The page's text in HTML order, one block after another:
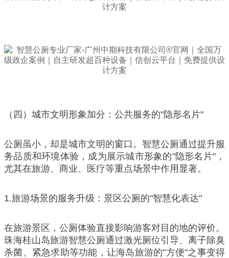
（四）城市文明形象加分：公共服务的"隐形名片"
公厕虽小，却是城市文明的窗口。智慧公厕通过提升服
务品质和环境体验，成为展示城市形象的"隐形名片"，
尤其在旅游、商业、医疗等重点场景中作用显著。
1.旅游场景的服务升级：景区公厕的"智慧化表达"
在旅游景区，公厕体验直接影响游客对目的地的评价。
珠海桂山岛旅游智慧公厕通过激光厕位引导、离子除臭
杀菌、紧急求助等功能，让海岛旅游的"方便"之事变得